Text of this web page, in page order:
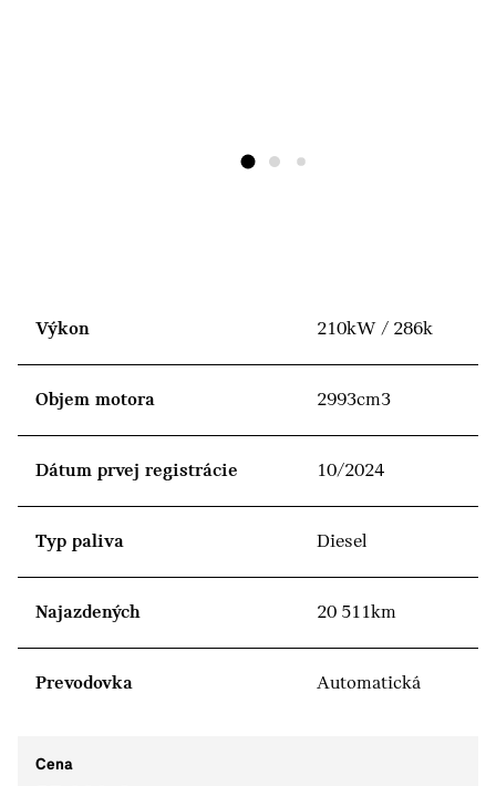
Výkon 210kW / 286k
Objem motora 2993cm3
Dátum prvej registrácie 10/2024
Typ paliva Diesel
Najazdených 20 511km
Prevodovka Automatická
Cena